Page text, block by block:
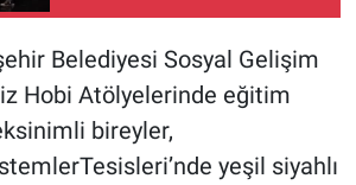
Belediyesi Sosyal Gelişim
Hobi Atölyelerinde eğitim
bireyler,
yeşil siyahlı